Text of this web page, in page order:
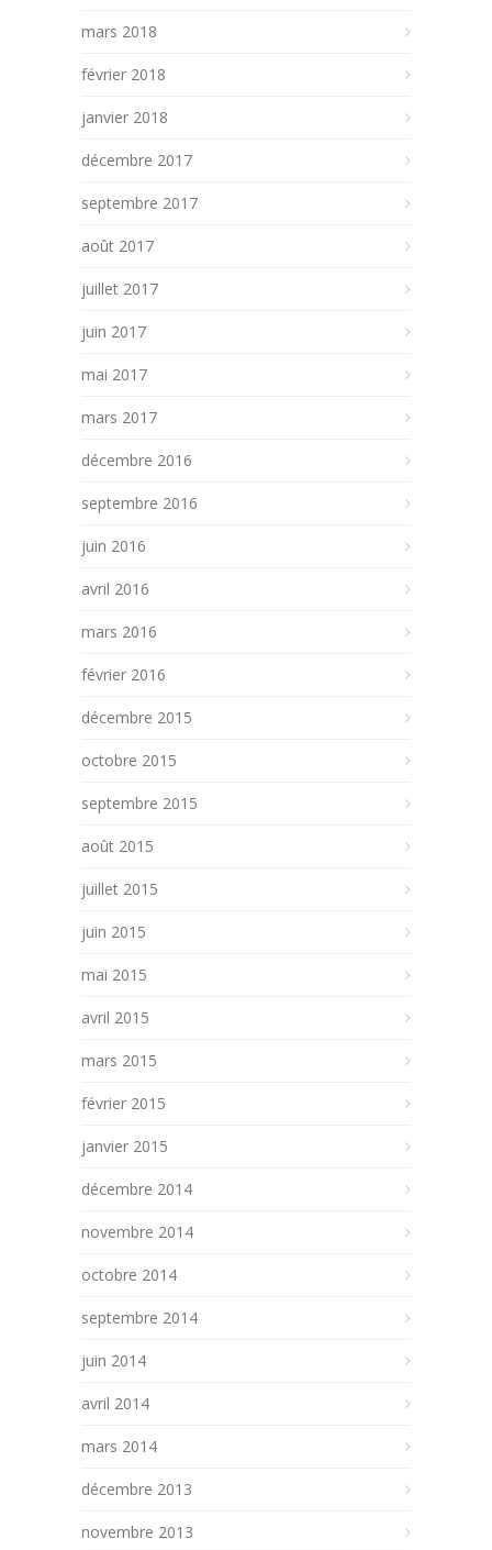
mars 2018
février 2018
janvier 2018
décembre 2017
septembre 2017
août 2017
juillet 2017
juin 2017
mai 2017
mars 2017
décembre 2016
septembre 2016
juin 2016
avril 2016
mars 2016
février 2016
décembre 2015
octobre 2015
septembre 2015
août 2015
juillet 2015
juin 2015
mai 2015
avril 2015
mars 2015
février 2015
janvier 2015
décembre 2014
novembre 2014
octobre 2014
septembre 2014
juin 2014
avril 2014
mars 2014
décembre 2013
novembre 2013